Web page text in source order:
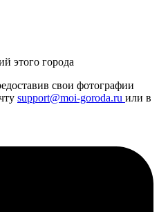
этого города
свои фотографии
support@moi-goroda.ru или в